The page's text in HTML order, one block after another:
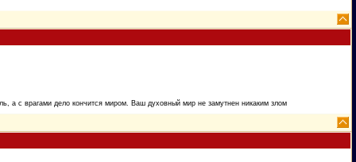
а с врагами дело кончится миром. Ваш духовный мир не замутнен никаким злом